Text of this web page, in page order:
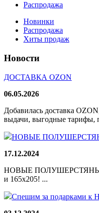
Распродажа
Новинки
Распродажа
Хиты продаж
Новости
ДОСТАВКА OZON
06.05.2026
Добавилась доставка
выдачи, выгодные тарифы,
НОВЫЕ
17.12.2024
НОВЫЕ
и 165х205! ...
Спешим за подарками к